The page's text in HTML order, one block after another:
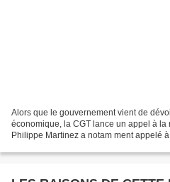
Alors que le gouvernement vient de
économique, la CGT lance un appel à
Philippe Martinez a notam ment appelé